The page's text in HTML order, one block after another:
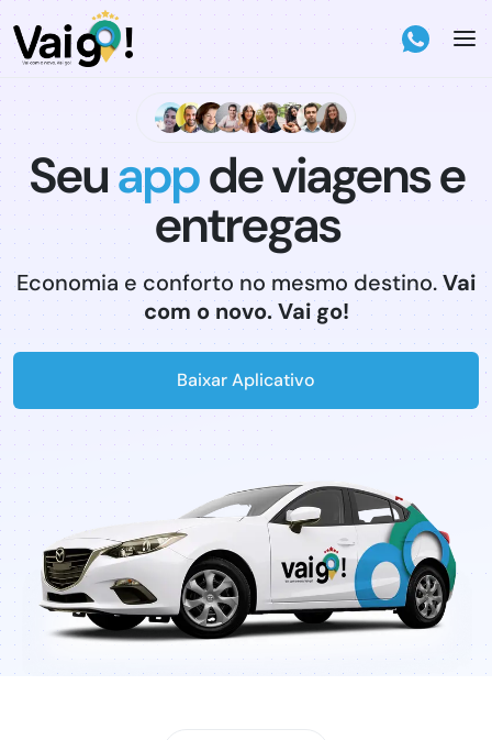
Seuappde viagens e
entregas
Economia e conforto no mesmo destino.Vai
com o novo. Vai go!
Baixar Aplicativo